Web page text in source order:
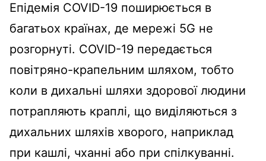
Епідемія COVID-19 поширюється в
багатьох країнах, де мережі 5G не
розгорнуті. COVID-19 передається
повітряно-крапельним шляхом, тобто
коли в дихальні шляхи здорової людини
потрапляють краплі, що виділяються з
дихальних шляхів хворого, наприклад
при кашлі, чханні або при спілкуванні.